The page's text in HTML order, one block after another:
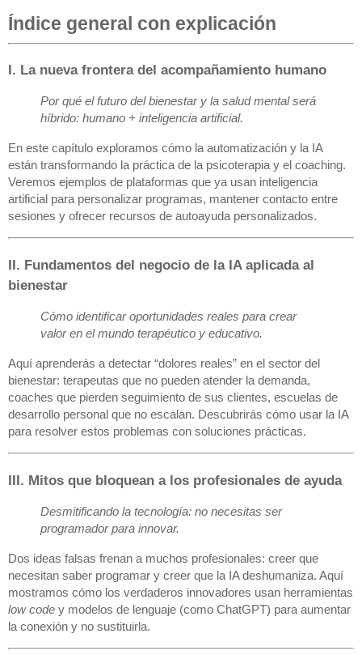
Índice general con explicación
I. La nueva frontera del acompañamiento humano
Por qué el futuro del bienestar y la salud mental será
híbrido: humano + inteligencia artificial.
En este capítulo exploramos cómo la automatización y la IA
están transformando la práctica de la psicoterapia y el coaching.
Veremos ejemplos de plataformas que ya usan inteligencia
artificial para personalizar programas, mantener contacto entre
sesiones y ofrecer recursos de autoayuda personalizados.
II. Fundamentos del negocio de la IA aplicada al
bienestar
Cómo identificar oportunidades reales para crear
valor en el mundo terapéutico y educativo.
Aquí aprenderás a detectar “dolores reales” en el sector del
bienestar: terapeutas que no pueden atender la demanda,
coaches que pierden seguimiento de sus clientes, escuelas de
desarrollo personal que no escalan. Descubrirás cómo usar la IA
para resolver estos problemas con soluciones prácticas.
III. Mitos que bloquean a los profesionales de ayuda
Desmitificando la tecnología: no necesitas ser
programador para innovar.
Dos ideas falsas frenan a muchos profesionales: creer que
necesitan saber programar y creer que la IA deshumaniza. Aquí
mostramos cómo los verdaderos innovadores usan herramientas
low code y modelos de lenguaje (como ChatGPT) para aumentar
la conexión y no sustituirla.